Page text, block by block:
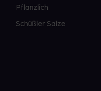
Pflanzlich
Schüßler Salze